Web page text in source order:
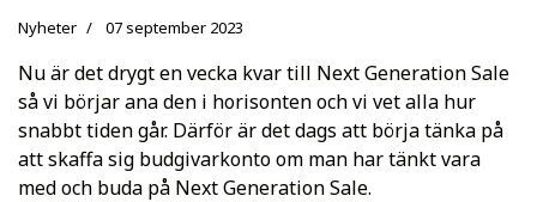
Nyheter 07 september 2023
Nu är det drygt en vecka kvar till Next Generation Sale
så vi börjar ana den i horisonten och vi vet alla hur
snabbt tiden går. Därför är det dags att börja tänka på
att skaffa sig budgivarkonto om man har tänkt vara
med och buda på Next Generation Sale.